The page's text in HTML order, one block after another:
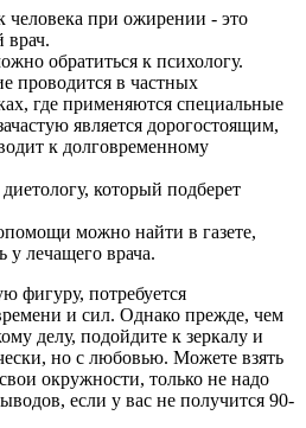
при ожирении - это
врач.
обратиться к психологу.
проводится в частных
где применяются специальные
является дорогостоящим,
к долговременному
который подберет
можно найти в газете,
у лечащего врача.
фигуру, потребуется
и сил. Однако прежде, чем
делу, подойдите к зеркалу и
но с любовью. Можете взять
окружности, только не надо
если у вас не получится 90-